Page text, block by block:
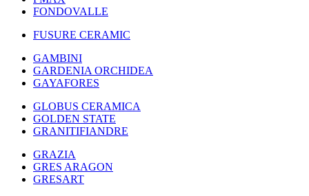
FONDOVALLE
FUSURE CERAMIC
GAMBINI
GARDENIA ORCHIDEA
GAYAFORES
GLOBUS CERAMICA
GOLDEN STATE
GRANITIFIANDRE
GRAZIA
GRES ARAGON
GRESART